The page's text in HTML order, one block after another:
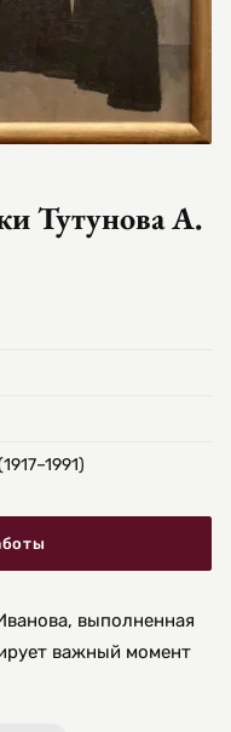
Тутунова А.
выполненная
важный момент